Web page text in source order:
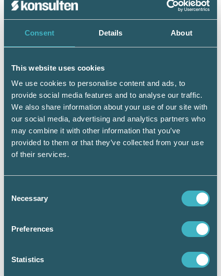
Consent Details About
This website uses cookies
We use cookies to personalise content and ads, to
provide social media features and to analyse our traffic.
We also share information about your use of our site with
our social media, advertising and analytics partners who
may combine it with other information that you’ve
provided to them or that they’ve collected from your use
of their services.
Selection
Necessary
Preferences
Statistics
Är du intresserad av att lära dig mer om
nya GDPR?
Till hösten släpps en onlineutbildning
om GDPR. Kursen kommer innehålla
Kursen ger dig som är Auktoriserad Redovisnings- eller
Lönekonsult aktualitetstimmar.Anmäl ditt
intresse så kommer vi att skicka ut
information till dig när det är dags.
Branschansvarig lön, Srf konsulterna